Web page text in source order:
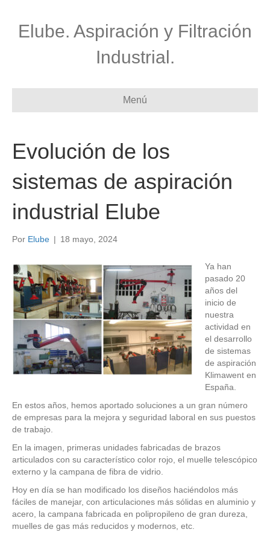
Elube. Aspiración y Filtración
Industrial.
Menú
Evolución de los
sistemas de aspiración
industrial Elube
Por Elube | 18 mayo, 2024
Ya han
pasado 20
años del
inicio de
nuestra
actividad en
el desarrollo
de sistemas
de aspiración
Klimawent en
España.
En estos años, hemos aportado soluciones a un gran número
de empresas para la mejora y seguridad laboral en sus puestos
de trabajo.
En la imagen, primeras unidades fabricadas de brazos
articulados con su característico color rojo, el muelle telescópico
externo y la campana de fibra de vidrio.
Hoy en día se han modificado los diseños haciéndolos más
fáciles de manejar, con articulaciones más sólidas en aluminio y
acero, la campana fabricada en polipropileno de gran dureza,
muelles de gas más reducidos y modernos, etc.